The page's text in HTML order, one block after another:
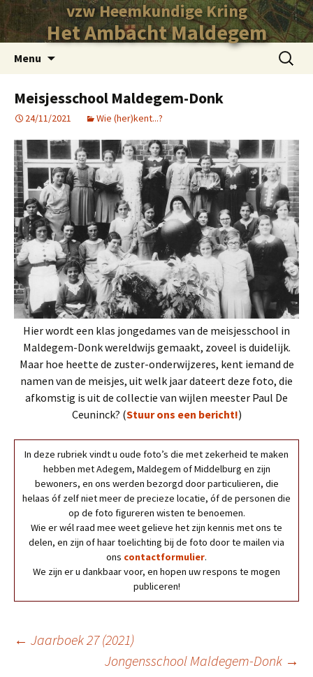
vzw Heemkundige Kring
Het Ambacht Maldegem
Menu
inhoud
Zoeken
naar:
Meisjesschool Maldegem-Donk
24/11/2021 Wie (her)kent...?
Hier wordt een klas jongedames van de meisjesschool in
Maldegem-Donk wereldwijs gemaakt, zoveel is duidelijk.
Maar hoe heette de zuster-onderwijzeres, kent iemand de
namen van de meisjes, uit welk jaar dateert deze foto, die
afkomstig is uit de collectie van wijlen meester Paul De
Ceuninck? (Stuur ons een bericht!)
In deze rubriek vindt u oude foto’s die met zekerheid te maken
hebben met Adegem, Maldegem of Middelburg en zijn
bewoners, en ons werden bezorgd door particulieren, die
helaas óf zelf niet meer de precieze locatie, óf de personen die
op de foto figureren wisten te benoemen.
Wie er wél raad mee weet gelieve het zijn kennis met ons te
delen, en zijn of haar toelichting bij de foto door te mailen via
ons contactformulier.
We zijn er u dankbaar voor, en hopen uw respons te mogen
publiceren!
Berichtnavigatie
← Jaarboek 27 (2021)
Jongensschool Maldegem-Donk →